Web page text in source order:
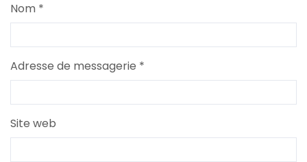
Nom *
Adresse de messagerie *
Site web